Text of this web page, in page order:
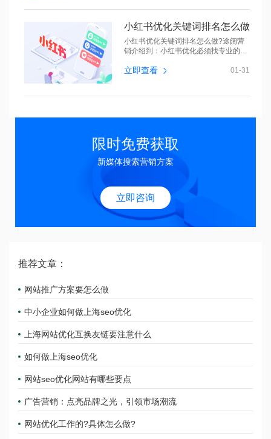
小红书优化关键词排名怎么做
小红书优化关键词排名怎么做?途阔营
销介绍到：小红书优化必须找专业的
立即查看 01-31
限时免费获取
新媒体搜索营销方案
立即咨询
推荐文章：
网站推广方案要怎么做
中小企业如何做上海seo优化
上海网站优化互换友链要注意什么
如何做上海seo优化
网站seo优化网站有哪些要点
广告营销：点亮品牌之光，引领市场潮流
网站优化工作的?具体怎么做?